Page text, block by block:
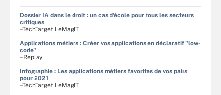
Dossier IA dans le droit : un cas d'école pour tous les secteurs
critiques
–TechTarget LeMagIT
Applications métiers : Créer vos applications en déclaratif "low-
code"
–Replay
Infographie : Les applications métiers favorites de vos pairs
pour 2021
–TechTarget LeMagIT